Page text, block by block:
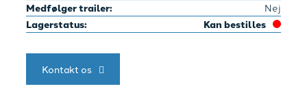
Medfølger trailer: Nej
Lagerstatus: Kan bestilles
Kontakt os